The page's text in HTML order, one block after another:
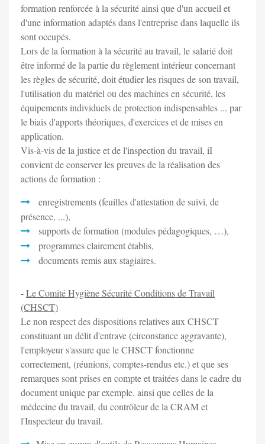
formation renforcée à la sécurité ainsi que d'un accueil et
d'une information adaptés dans l'entreprise dans laquelle ils
sont occupés.
Lors de la formation à la sécurité au travail, le salarié doit
être informé de la partie du règlement intérieur concernant
les règles de sécurité, doit étudier les risques de son travail,
l'utilisation du matériel ou des machines en sécurité, les
équipements individuels de protection indispensables ... par
le biais d'apports théoriques, d'exercices et de mises en
application.
Vis-à-vis de la justice et de l'inspection du travail, iI
convient de conserver les preuves de la réalisation des
actions de formation :
enregistrements (feuilles d'attestation de suivi, de
présence, ...),
supports de formation (modules pédagogiques, …),
programmes clairement établis,
documents remis aux stagiaires.
-Le Comité Hygiène Sécurité Conditions de Travail
(CHSCT)
Le non respect des dispositions relatives aux CHSCT
constituant un délit d'entrave (circonstance aggravante),
l'employeur s'assure que le CHSCT fonctionne
correctement, (réunions, comptes-rendus etc.) et que ses
remarques sont prises en compte et traitées dans le cadre du
document unique par exemple. ainsi que celles de la
médecine du travail, du contrôleur de la CRAM et
l'Inspecteur du travail.